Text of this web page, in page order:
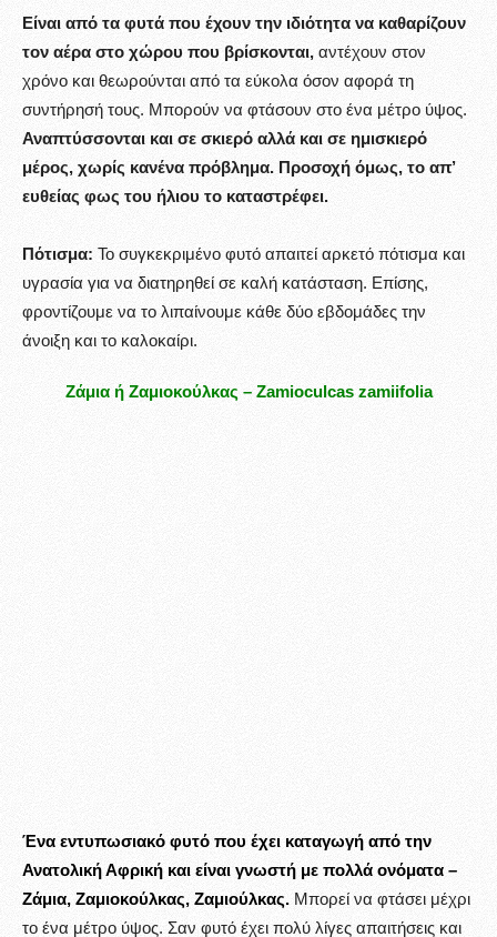
Είναι από τα φυτά που έχουν την ιδιότητα να καθαρίζουν
τον αέρα στο χώρου που βρίσκονται, αντέχουν στον
χρόνο και θεωρούνται από τα εύκολα όσον αφορά τη
συντήρησή τους. Μπορούν να φτάσουν στο ένα μέτρο ύψος.
Αναπτύσσονται και σε σκιερό αλλά και σε ημισκιερό
μέρος, χωρίς κανένα πρόβλημα. Προσοχή όμως, το απ’
ευθείας φως του ήλιου το καταστρέφει.
Πότισμα: Το συγκεκριμένο φυτό απαιτεί αρκετό πότισμα και
υγρασία για να διατηρηθεί σε καλή κατάσταση. Επίσης,
φροντίζουμε να το λιπαίνουμε κάθε δύο εβδομάδες την
άνοιξη και το καλοκαίρι.
Ζάμια ή Ζαμιοκούλκας – Zamioculcas zamiifolia
Ένα εντυπωσιακό φυτό που έχει καταγωγή από την
Ανατολική Αφρική και είναι γνωστή με πολλά ονόματα –
Ζάμια, Ζαμιοκούλκας, Ζαμιούλκας. Μπορεί να φτάσει μέχρι
το ένα μέτρο ύψος. Σαν φυτό έχει πολύ λίγες απαιτήσεις και